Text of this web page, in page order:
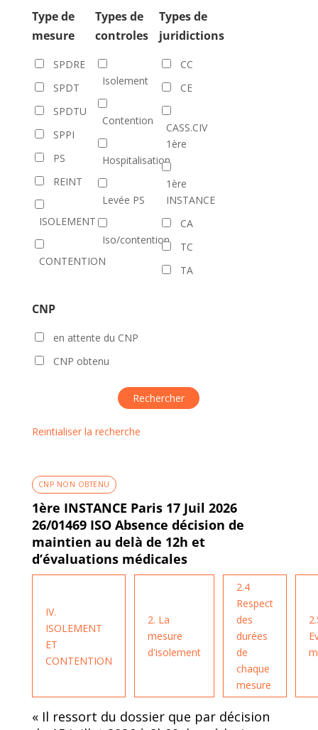
décision
Type de
mesure
SPDRE
SPDT
SPDTU
SPPI
PS
REINT
ISOLEMENT
CONTENTION
Types de
controles
Isolement
Contention
Hospitalisation
Levée PS
Iso/contention
Types de
juridictions
CC
CE
CASS.CIV
1ère
1ère
INSTANCE
CA
TC
TA
CNP
en attente du CNP
CNP obtenu
Reintialiser la recherche
CNP NON OBTENU
1ère INSTANCE Paris 17 Juil 2026
26/01469 ISO Absence décision de
maintien au delà de 12h et
d’évaluations médicales
IV.
ISOLEMENT
ET
CONTENTION
2. La
mesure
d'isolement
2.4
Respect
des
durées
de
chaque
mesure
« Il ressort du dossier que par décision